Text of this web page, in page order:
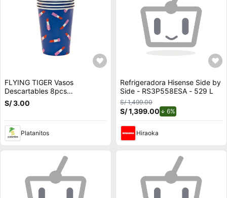
FLYING TIGER Vasos
Descartables 8pcs
P/Cumpleaños 3014013
S/ 3.00
Platanitos
Refrigeradora Hisense Side by
Side - RS3P558ESA - 529 L
S/ 1,499.00
S/ 1,399.00 6%
Hiraoka